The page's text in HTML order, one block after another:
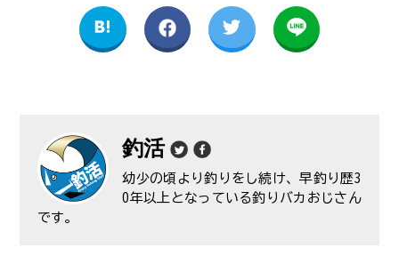
釣活
幼少の頃より釣りをし続け、早釣り歴3
0年以上となっている釣りバカおじさん
です。